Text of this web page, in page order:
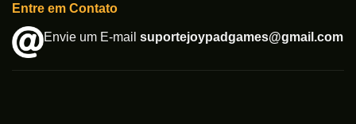
Entre em Contato
Envie um E-mail suportejoypadgames@gmail.com